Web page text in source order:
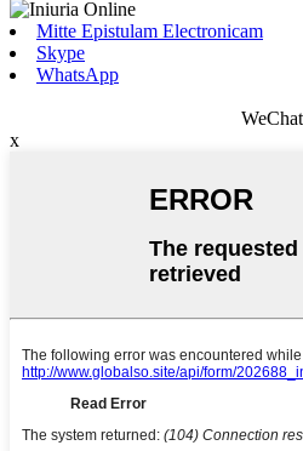
Mitte Epistulam Electronicam
Skype
WhatsApp
WeChat
x